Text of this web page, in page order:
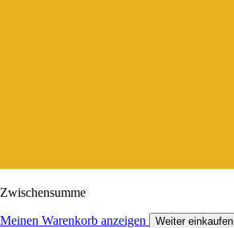
Zwischensumme
Meinen Warenkorb anzeigen Weiter einkaufen